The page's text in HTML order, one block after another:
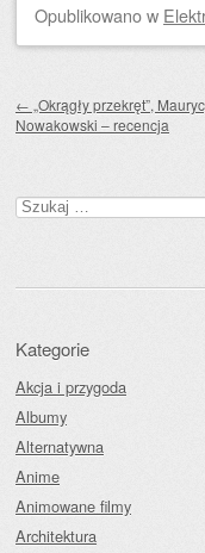
Opublikowanow
← „Okrągły przekręt”,
Nowakowski – recencja
Szukaj:
Kategorie
Akcja i przygoda
Albumy
Alternatywna
Anime
Animowane filmy
Architektura